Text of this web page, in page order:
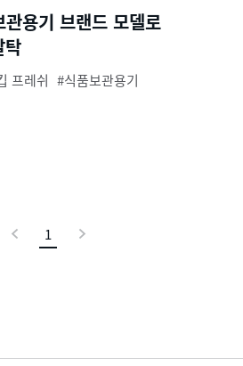
용기 브랜드 모델로
탁
프레쉬
식품보관용기
1
지